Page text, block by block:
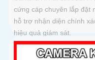
cứng cáp chuyên lắp đặt
hỗ trợ nhận diện chính
hiệu quả giám sát.